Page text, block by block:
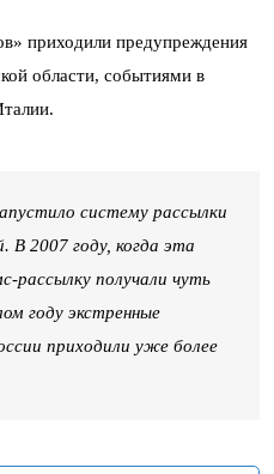
приходили предупреждения
области, событиями в
систему рассылки
2007 году, когда эта
рассылку получали чуть
году экстренные
приходили уже более